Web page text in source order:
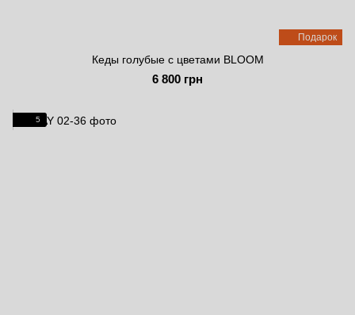
Подарок
Кеды голубые с цветами BLOOM
6 800 грн
5